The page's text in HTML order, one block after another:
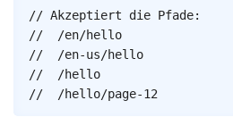
// Akzeptiert die Pfade:
// 	/en/hello
// 	/en-us/hello
// 	/hello
// 	/hello/page-12